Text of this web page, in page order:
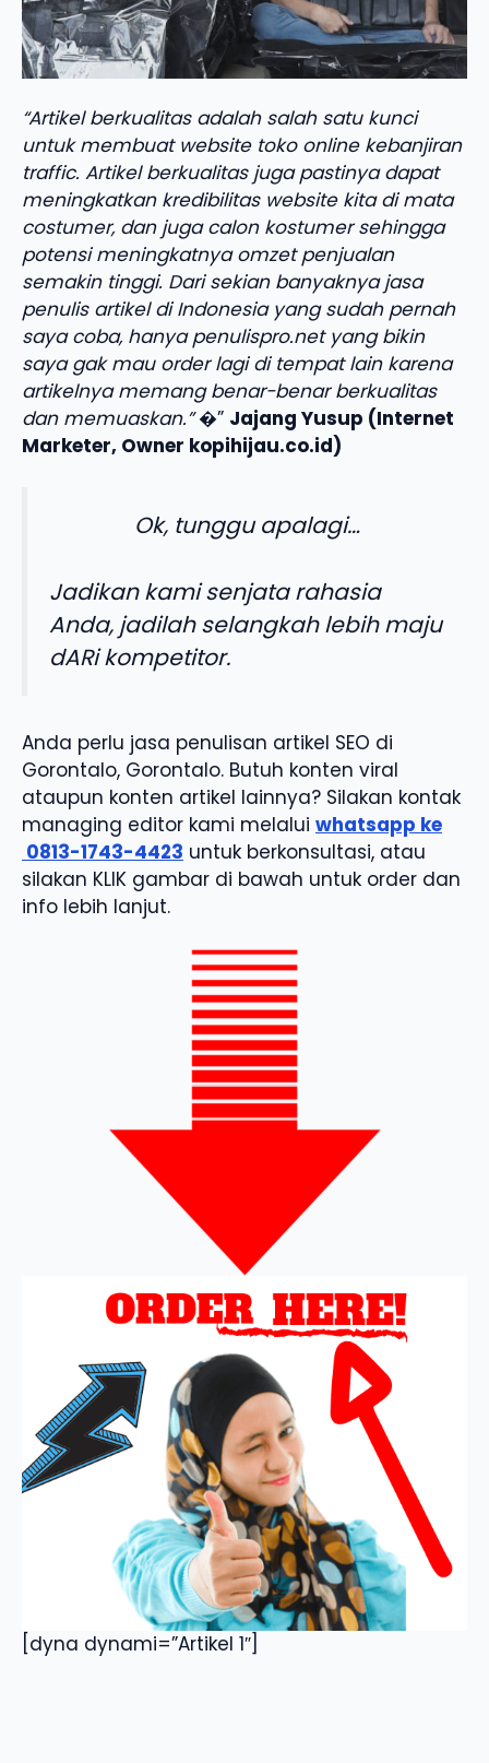
“Artikel berkualitas adalah salah satu kunci
untuk membuat website toko online kebanjiran
traffic. Artikel berkualitas juga pastinya dapat
meningkatkan kredibilitas website kita di mata
costumer, dan juga calon kostumer sehingga
potensi meningkatnya omzet penjualan
semakin tinggi. Dari sekian banyaknya jasa
penulis artikel di Indonesia yang sudah pernah
saya coba, hanya penulispro.net yang bikin
saya gak mau order lagi di tempat lain karena
artikelnya memang benar-benar berkualitas
dan memuaskan.”�” Jajang Yusup (Internet
Marketer, Owner kopihijau.co.id)
Ok, tunggu apalagi…
Jadikan kami senjata rahasia
Anda, jadilah selangkah lebih maju
dARi kompetitor.
Anda perlu jasa penulisan artikel SEO di
Gorontalo, Gorontalo. Butuh konten viral
ataupun konten artikel lainnya? Silakan kontak
managing editor kami melalui whatsapp ke
0813-1743-4423 untuk berkonsultasi, atau
silakan KLIK gambar di bawah untuk order dan
info lebih lanjut.
[dyna dynami=”Artikel 1″]